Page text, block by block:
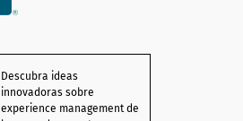
Descubra ideas
innovadoras sobre
experience management de